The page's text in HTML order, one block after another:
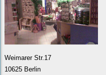
Weimarer Str.17
10625 Berlin